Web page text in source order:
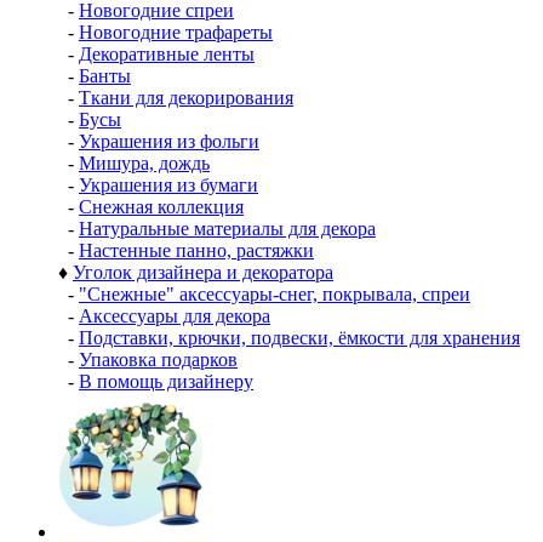
- Новогодние спреи
- Новогодние трафареты
- Декоративные ленты
- Банты
- Ткани для декорирования
- Бусы
- Украшения из фольги
- Мишура, дождь
- Украшения из бумаги
- Снежная коллекция
- Натуральные материалы для декора
- Настенные панно, растяжки
♦ Уголок дизайнера и декоратора
- "Снежные" аксессуары-снег, покрывала, спреи
- Аксессуары для декора
- Подставки, крючки, подвески, ёмкости для хранения
- Упаковка подарков
- В помощь дизайнеру